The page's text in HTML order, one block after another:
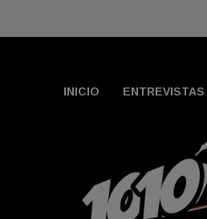
INICIO ENTREVISTAS